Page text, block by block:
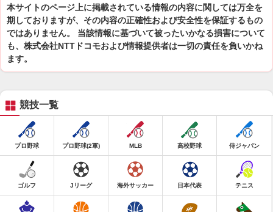
本サイトのページ上に掲載されている情報の内容に関しては万全を
期しておりますが、その内容の正確性および安全性を保証するもの
ではありません。 当該情報に基づいて被ったいかなる損害について
も、株式会社NTTドコモおよび情報提供者は一切の責任を負いかね
ます。
競技一覧
プロ野球 プロ野球(2軍) MLB 高校野球 侍ジャパン
ゴルフ Jリーグ 海外サッカー 日本代表 テニス